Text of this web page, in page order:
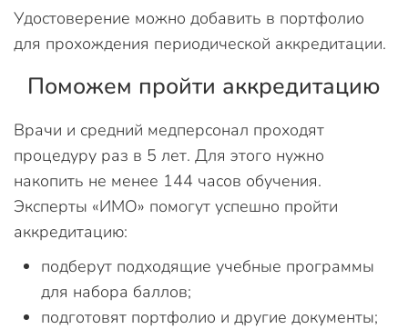
Удостоверение можно добавить в портфолио
для прохождения периодической аккредитации.
Поможем пройти аккредитацию
Врачи и средний медперсонал проходят
процедуру раз в 5 лет. Для этого нужно
накопить не менее 144 часов обучения.
Эксперты «ИМО» помогут успешно пройти
аккредитацию:
подберут подходящие учебные программы
для набора баллов;
подготовят портфолио и другие документы;